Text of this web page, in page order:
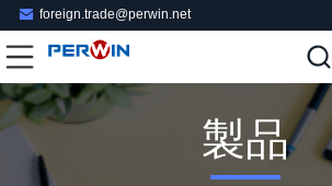
foreign.trade@perwin.net
製品